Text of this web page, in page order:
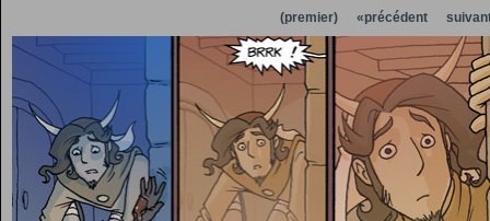
(premier) «précédent